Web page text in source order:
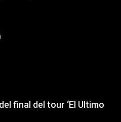
final del tour ‘El Ultimo